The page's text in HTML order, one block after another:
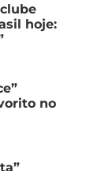
hoje:
no